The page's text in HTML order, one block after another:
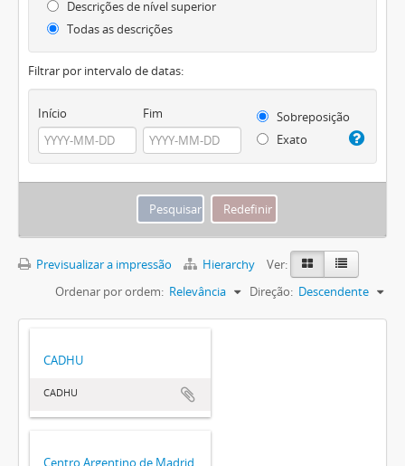
Descrições de nível superior
Todas as descrições
Filtrar por intervalo de datas:
Início Fim
Sobreposição
Exato
Previsualizar a impressão Hierarchy
Ver:
Ordenar por ordem: Relevância Direção: Descendente
CADHU
CADHU
Centro Argentino de Madrid